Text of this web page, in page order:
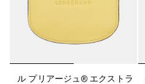
ル プリアージュ® エクストラ